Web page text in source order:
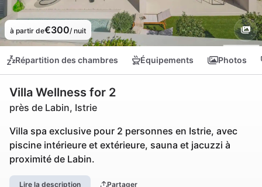
à partir de€300/ nuit
Répartition des chambres Équipements Photos
Villa Wellness for 2
près de Labin, Istrie
Villa spa exclusive pour 2 personnes en Istrie, avec
piscine intérieure et extérieure, sauna et jacuzzi à
proximité de Labin.
Lire la description Partager